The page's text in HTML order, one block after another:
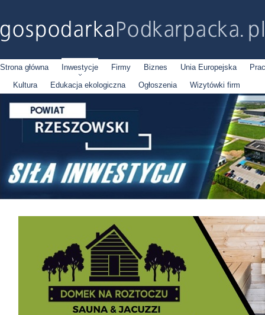
Strona główna Inwestycje Firmy Biznes Unia Europejska
Kultura
Edukacja ekologiczna Ogłoszenia Wizytówki firm